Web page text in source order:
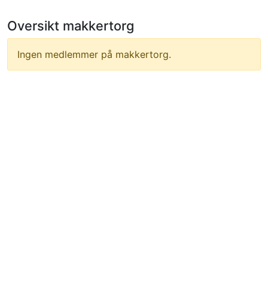
Oversikt makkertorg
Ingen medlemmer på makkertorg.